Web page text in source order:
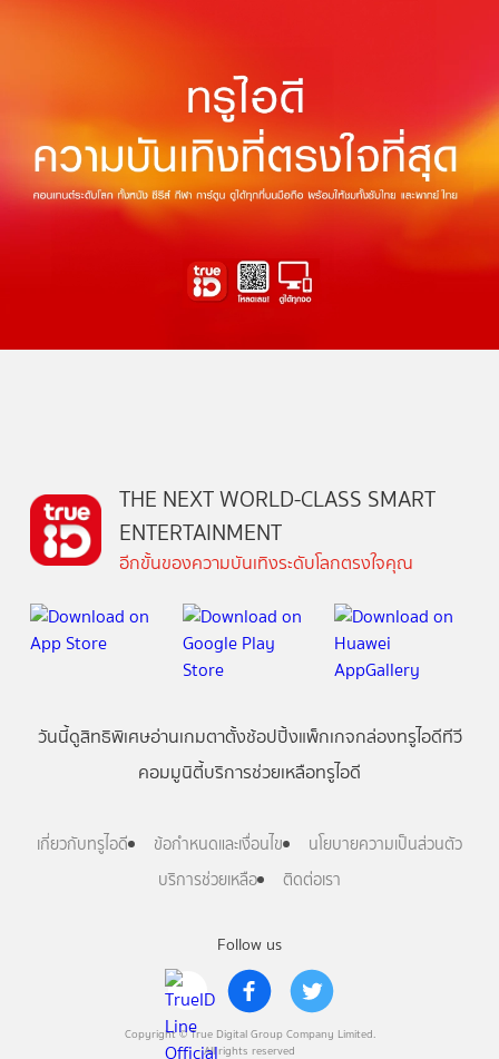
Follow us
Copyright © True Digital Group Company Limited.
All rights reserved
THE NEXT WORLD-CLASS SMART
ENTERTAINMENT
อีกขั้นของความบันเทิงระดับโลกตรงใจคุณ
วันนี้ดูสิทธิพิเศษอ่านเกมตาตั้งช้อปปิ้งแพ็กเกจกล่องทรูไอดีทีวี
คอมมูนิตี้บริการช่วยเหลือทรูไอดี
เกี่ยวกับทรูไอดี ข้อกำหนดและเงื่อนไข
นโยบายความเป็นส่วนตัว
บริการช่วยเหลือ
ติดต่อเรา